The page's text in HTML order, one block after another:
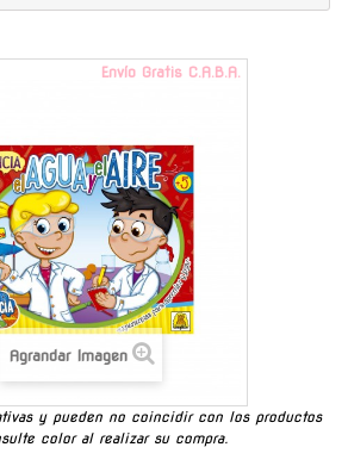
Envío Gratis C.A.B.A.
Agrandar Imagen
y pueden no coincidir con los productos
color al realizar su compra.